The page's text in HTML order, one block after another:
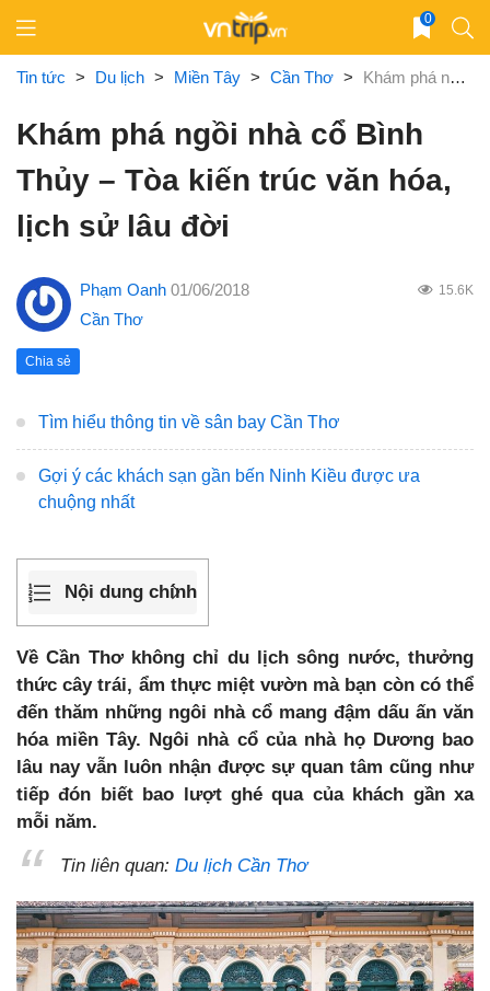
content
0
Tin tức > Du lịch > Miền Tây > Cần Thơ > Khám phá ngồi nhà cổ Bình Thủy – Tòa kiến trúc văn hóa, lịch sử lâu đời
Khám phá ngồi nhà cổ Bình
Thủy – Tòa kiến trúc văn hóa,
lịch sử lâu đời
Phạm Oanh 01/06/2018 15.6K
Cần Thơ
Chia sẻ
Tìm hiểu thông tin về sân bay Cần Thơ
Gợi ý các khách sạn gần bến Ninh Kiều được ưa
chuộng nhất
Nội dung chính
Về Cần Thơ không chỉ du lịch sông nước, thưởng
thức cây trái, ẩm thực miệt vườn mà bạn còn có thể
đến thăm những ngôi nhà cổ mang đậm dấu ấn văn
hóa miền Tây. Ngôi nhà cổ của nhà họ Dương bao
lâu nay vẫn luôn nhận được sự quan tâm cũng như
tiếp đón biết bao lượt ghé qua của khách gần xa
mỗi năm.
Tin liên quan: Du lịch Cần Thơ